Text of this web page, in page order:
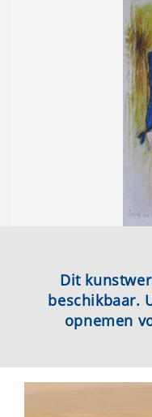
Dit
beschikbaar.
opnemen